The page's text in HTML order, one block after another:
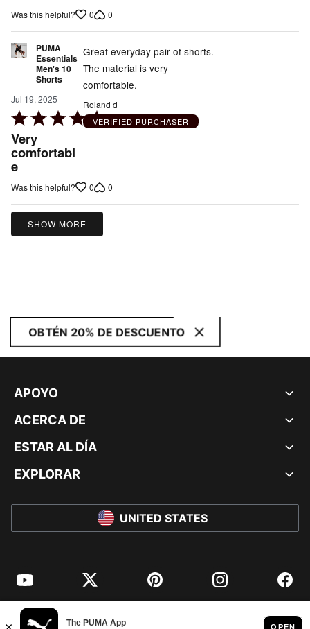
out
of
5
Was this helpful? 0 0
PUMA
Essentials
Men's 10
Shorts
Jul 19, 2025
Rated
5
out
of
5
Very
comfortabl
e
Great everyday pair of shorts.
The material is very
comfortable.
Roland d
VERIFIED PURCHASER
Was this helpful? 0 0
SHOW MORE
OBTÉN 20% DE DESCUENTO
APOYO
ACERCA DE
ESTAR AL DÍA
EXPLORAR
UNITED STATES
YouTube Twitter Pinterest Instagram
© PUMA NORTH AMERICA, INC.
IMPRINT AND LEGAL DATA